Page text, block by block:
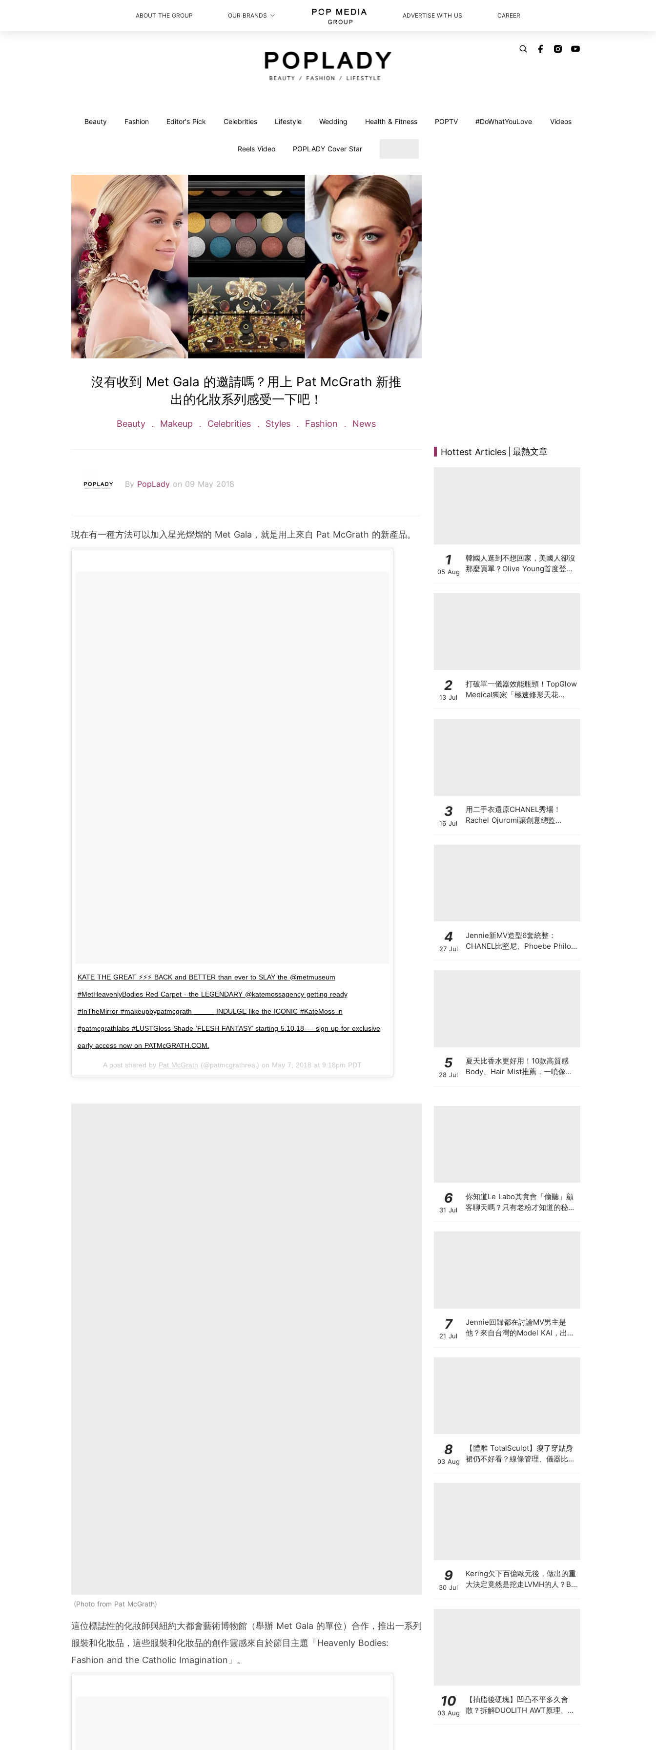
ABOUT THE GROUP OUR BRANDS ADVERTISE WITH US CAREER
Beauty Fashion Editor's Pick Celebrities Lifestyle Wedding Health & Fitness POPTV #DoWhatYouLove Videos
Reels Video POPLADY Cover Star
沒有收到 Met Gala 的邀請嗎？用上 Pat McGrath 新推
出的化妝系列感受一下吧！
Beauty Makeup Celebrities Styles Fashion News
By PopLady on 09 May 2018
現在有一種方法可以加入星光熠熠的 Met Gala ，就是用上來自 Pat McGrath 的新產品。
KATE THE GREAT ⚡️⚡️⚡️ BACK and BETTER than ever to SLAY the @metmuseum
#MetHeavenlyBodies Red Carpet - the LEGENDARY @katemossagency getting ready
#InTheMirror #makeupbypatmcgrath _____ INDULGE like the ICONIC #KateMoss in
#patmcgrathlabs #LUSTGloss Shade ‘FLESH FANTASY’ starting 5.10.18 — sign up for exclusive
early access now on PATMcGRATH.COM.
A post shared by Pat McGrath (@patmcgrathreal) on May 7, 2018 at 9:18pm PDT
Photo from Pat McGrath
這位標誌性的化妝師與紐約大都會藝術博物館（舉辦Met Gala 的單位）合作，推出一系列
服裝和化妝品，這些服裝和化妝品的創作靈感來自於節目主題「Heavenly Bodies:
Fashion and the Catholic Imagination 」。
Hottest Articles 最熱文章
1
05 Aug
韓國人逛到不想回家，美國人卻沒
那麼買單？Olive Young首度登陸
2
13 Jul
打破單一儀器效能瓶頸！TopGlow
Medical獨家「極速修形天花
3
16 Jul
用二手衣還原CHANEL秀場！
Rachel Ojuromi讓創意總監
4
27 Jul
Jennie新MV造型6套統整：
CHANEL比堅尼、Phoebe Philo
5
28 Jul
夏天比香水更好用！10款高質感
Body、Hair Mist推薦，一噴像剛
6
31 Jul
你知道Le Labo其實會「偷聽」顧
客聊天嗎？只有老粉才知道的秘密
7
21 Jul
Jennie回歸都在討論MV男主是
他？來自台灣的Model KAI，出演
8
03 Aug
【體雕 TotalSculpt】瘦了穿貼身
裙仍不好看？線條管理、儀器比較
9
30 Jul
Kering欠下百億歐元後，做出的重
大決定竟然是挖走LVMH的人？BV
10
03 Aug
【抽脂後硬塊】凹凸不平多久會
散？拆解DUOLITH AWT原理、按